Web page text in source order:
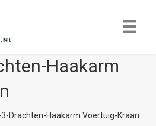
Haakarm
3-Drachten-Haakarm Voertuig-Kraan